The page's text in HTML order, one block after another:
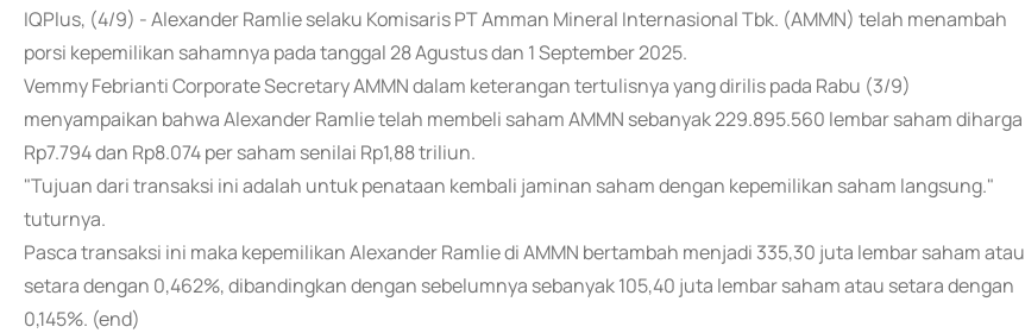
IQPlus, (4/9) - Alexander Ramlie selaku Komisaris PT Amman Mineral Internasional Tbk. (AMMN) telah menambah
porsi kepemilikan sahamnya pada tanggal 28 Agustus dan 1 September 2025.
Vemmy Febrianti Corporate Secretary AMMN dalam keterangan tertulisnya yang dirilis pada Rabu (3/9)
menyampaikan bahwa Alexander Ramlie telah membeli saham AMMN sebanyak 229.895.560 lembar saham diharga
Rp7.794 dan Rp8.074 per saham senilai Rp1,88 triliun.
"Tujuan dari transaksi ini adalah untuk penataan kembali jaminan saham dengan kepemilikan saham langsung."
tuturnya.
Pasca transaksi ini maka kepemilikan Alexander Ramlie di AMMN bertambah menjadi 335,30 juta lembar saham atau
setara dengan 0,462%, dibandingkan dengan sebelumnya sebanyak 105,40 juta lembar saham atau setara dengan
0,145%. (end)